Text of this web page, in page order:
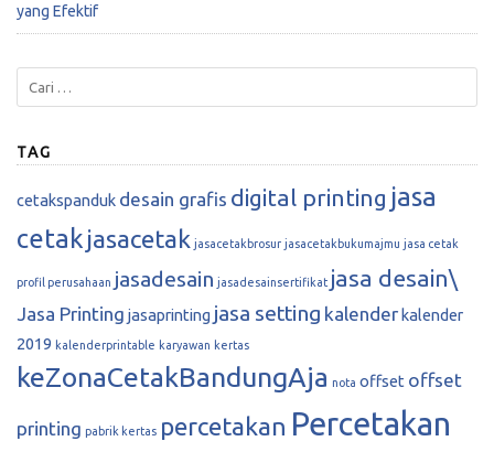
yang Efektif
TAG
cetakspanduk desain grafis digital printing jasa
cetak jasacetak jasacetakbrosur jasacetakbukumajmu jasa cetak
profil perusahaan jasadesain jasadesainsertifikat jasa desain\
Jasa Printing jasaprinting jasa setting kalender kalender
2019 kalenderprintable karyawan kertas
keZonaCetakBandungAja nota offset offset
printing pabrik kertas percetakan Percetakan